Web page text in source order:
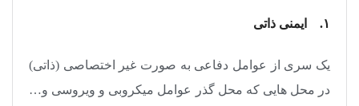
۱. ایمنی ذاتی
یک سری از عوامل دفاعی به صورت غیر اختصاصی (ذاتی)
در محل هایی که محل گذر عوامل میکروبی و ویروسی و…